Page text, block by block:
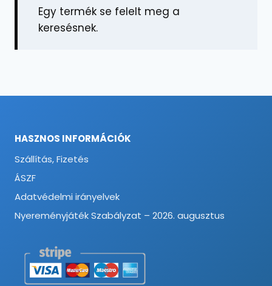
Egy termék se felelt meg a
keresésnek.
HASZNOS INFORMÁCIÓK
Szállítás, Fizetés
ÁSZF
Adatvédelmi irányelvek
Nyereményjáték Szabályzat – 2026. augusztus